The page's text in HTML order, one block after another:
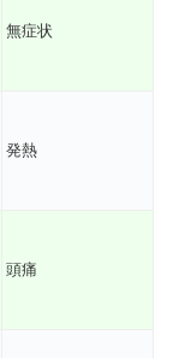
無症状
発熱
頭痛